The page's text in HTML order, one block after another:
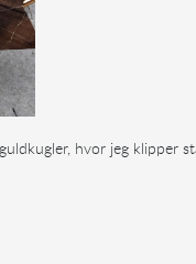
hvor jeg klipper